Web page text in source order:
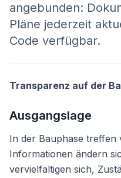
angebunden:
Pläne jederzeit
Code verfügbar.
Transparenz auf der
Ausgangslage
In der Bauphase treffen
Informationen ändern
vervielfältigen sich,